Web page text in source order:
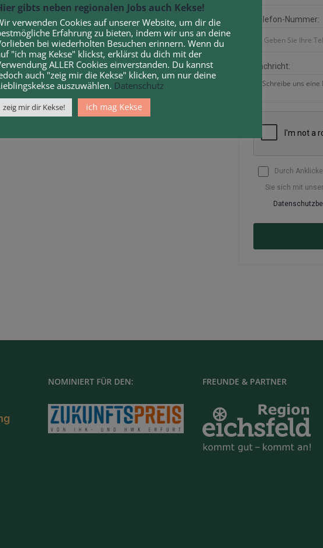
Telefon-Nummer:
Nachricht:
Durch
Sie sich mit
NOMINIERT FÜR DEN: FREUNDE & PARTNER
gibts neben regionalen Jobs auch Kekse!
verwenden Cookies auf unserer Website, um dir die
Erfahrung zu bieten, indem wir uns an deine
bei wiederholten Besuchen erinnern. Wenn du
"ich mag Kekse" klickst, erklärst du dich mit der
ALLER Cookies einverstanden. Du kannst
auch "zeig mir die Kekse" klicken, um nur deine
auszuwählen. Datenschutz
zeig mir dir Kekse! ich mag Kekse